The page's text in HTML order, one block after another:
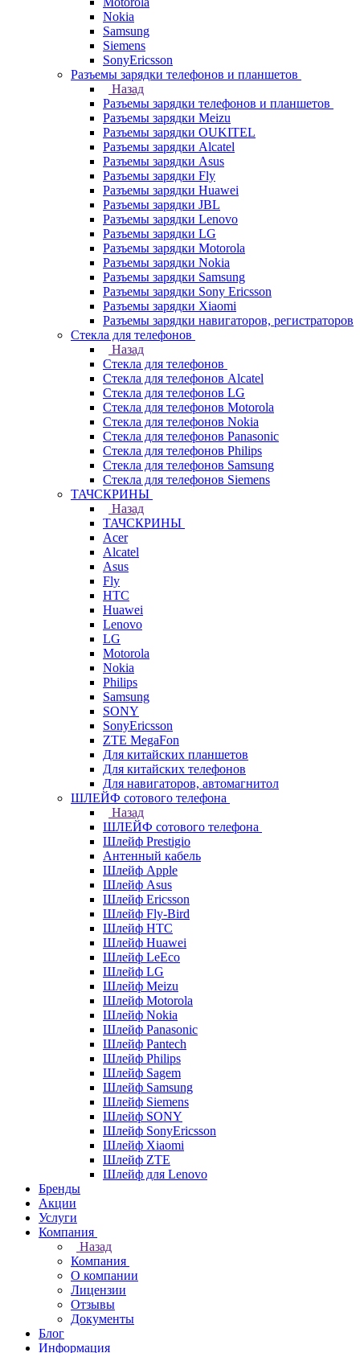
Nokia
Samsung
Siemens
SonyEricsson
Разъемы зарядки телефонов и планшетов
Назад
Разъемы зарядки телефонов и планшетов
Разъемы зарядки Meizu
Разъемы зарядки OUKITEL
Разъемы зарядки Alcatel
Разъемы зарядки Asus
Разъемы зарядки Fly
Разъемы зарядки Huawei
Разъемы зарядки JBL
Разъемы зарядки Lenovo
Разъемы зарядки LG
Разъемы зарядки Motorola
Разъемы зарядки Nokia
Разъемы зарядки Samsung
Разъемы зарядки Sony Ericsson
Разъемы зарядки Xiaomi
Разъемы зарядки навигаторов, регистраторов
Стекла для телефонов
Назад
Стекла для телефонов
Стекла для телефонов Alcatel
Стекла для телефонов LG
Стекла для телефонов Motorola
Стекла для телефонов Nokia
Стекла для телефонов Panasonic
Стекла для телефонов Philips
Стекла для телефонов Samsung
Стекла для телефонов Siemens
ТАЧСКРИНЫ
Назад
ТАЧСКРИНЫ
Acer
Alcatel
Asus
Fly
HTC
Huawei
Lenovo
LG
Motorola
Nokia
Philips
Samsung
SONY
SonyEricsson
ZTE MegaFon
Для китайских планшетов
Для китайских телефонов
Для навигаторов, автомагнитол
ШЛЕЙФ сотового телефона
Назад
ШЛЕЙФ сотового телефона
Шлейф Prestigio
Антенный кабель
Шлейф Apple
Шлейф Asus
Шлейф Ericsson
Шлейф Fly-Bird
Шлейф HTC
Шлейф Huawei
Шлейф LeEco
Шлейф LG
Шлейф Meizu
Шлейф Motorola
Шлейф Nokia
Шлейф Panasonic
Шлейф Pantech
Шлейф Philips
Шлейф Sagem
Шлейф Samsung
Шлейф Siemens
Шлейф SONY
Шлейф SonyEricsson
Шлейф Xiaomi
Шлейф ZTE
Шлейф для Lenovo
Бренды
Акции
Услуги
Компания
Назад
Компания
О компании
Лицензии
Отзывы
Документы
Блог
Информация